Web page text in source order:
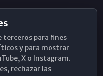
terceros para fines
y para mostrar
X o Instagram.
rechazar las